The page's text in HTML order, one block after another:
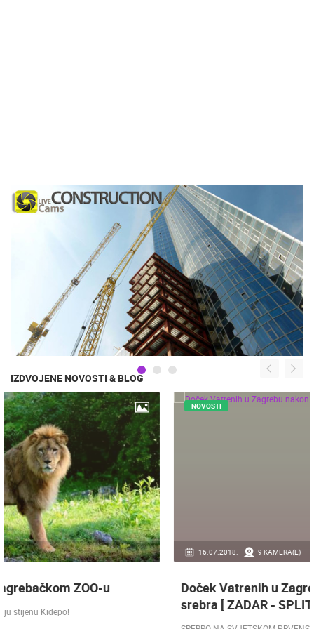
IZDVOJENE NOVOSTI & BLOG
16.07.2018. 9 KAMERA(E)
NOVOSTI
Doček Vatrenih u Zagrebu nakon osvojenog
srebra [ ZADAR - SPLIT 17.07 ]